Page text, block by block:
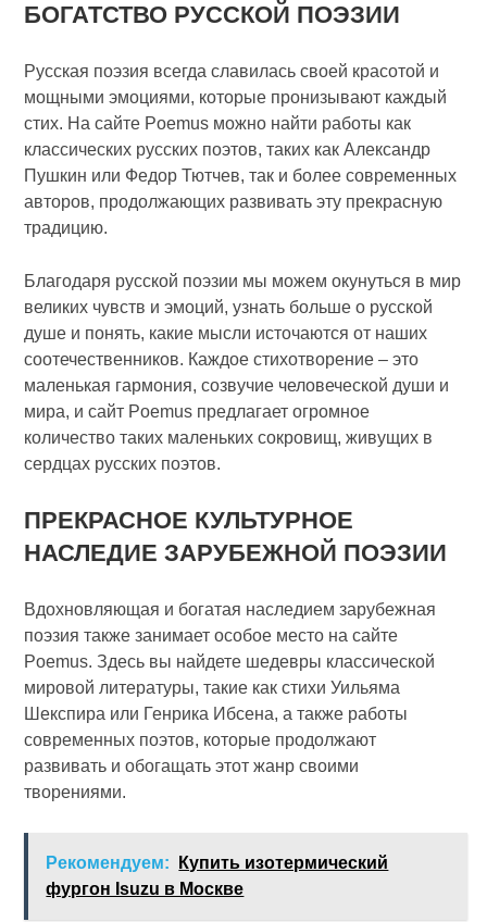
БОГАТСТВО РУССКОЙ ПОЭЗИИ
Русская поэзия всегда славилась своей красотой и
мощными эмоциями, которые пронизывают каждый
стих. На сайте Poemus можно найти работы как
классических русских поэтов, таких как Александр
Пушкин или Федор Тютчев, так и более современных
авторов, продолжающих развивать эту прекрасную
традицию.
Благодаря русской поэзии мы можем окунуться в мир
великих чувств и эмоций, узнать больше о русской
душе и понять, какие мысли источаются от наших
соотечественников. Каждое стихотворение – это
маленькая гармония, созвучие человеческой души и
мира, и сайт Poemus предлагает огромное
количество таких маленьких сокровищ, живущих в
сердцах русских поэтов.
ПРЕКРАСНОЕ КУЛЬТУРНОЕ
НАСЛЕДИЕ ЗАРУБЕЖНОЙ ПОЭЗИИ
Вдохновляющая и богатая наследием зарубежная
поэзия также занимает особое место на сайте
Poemus. Здесь вы найдете шедевры классической
мировой литературы, такие как стихи Уильяма
Шекспира или Генрика Ибсена, а также работы
современных поэтов, которые продолжают
развивать и обогащать этот жанр своими
творениями.
Рекомендуем:
Купить изотермический
фургон Isuzu в Москве